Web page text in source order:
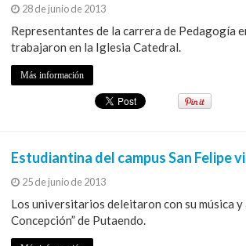
28 de junio de 2013
Representantes de la carrera de Pedagogía
trabajaron en la Iglesia Catedral.
Más información
Estudiantina del campus San Felipe
25 de junio de 2013
Los universitarios deleitaron con su música
Concepción” de Putaendo.